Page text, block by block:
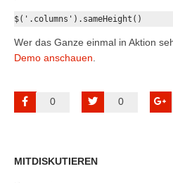
$('.columns').sameHeight()
Wer das Ganze einmal in Aktion
Demo anschauen.
0 0
MITDISKUTIEREN